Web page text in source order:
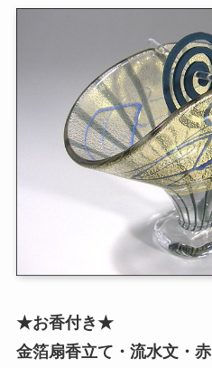
★お香付き★
金箔扇香立て・流水文・赤